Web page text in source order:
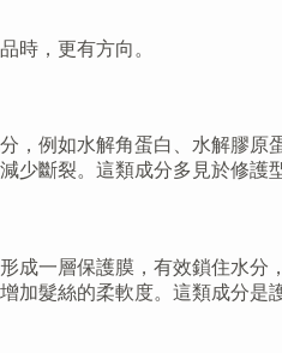
時，更有方向。
，例如水解角蛋白、水解膠原
斷裂。這類成分多見於修護
成一層保護膜，有效鎖住水分
加髮絲的柔軟度。這類成分是